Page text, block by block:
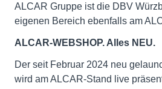
ALCAR Gruppe ist die DBV
eigenen Bereich ebenfalls am
ALCAR-WEBSHOP. Alles NEU.
Der seit Februar 2024 neu
wird am ALCAR-Stand live